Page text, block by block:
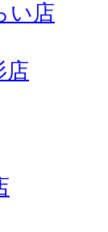
い店
店